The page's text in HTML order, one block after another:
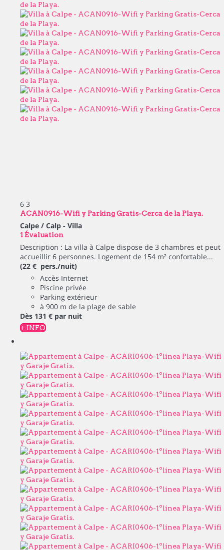
6 3
ACAN0916-Wifi y Parking Gratis-Cerca de la Playa.
Calpe / Calp - Villa
1 Évaluation
Description : La villa à Calpe dispose de 3 chambres et peut
accueillir 6 personnes. Logement de 154 m² confortable...
(22 € pers./nuit)
Accès Internet
Piscine privée
Parking extérieur
à 900 m de la plage de sable
Dès 131 € par nuit
+ INFO